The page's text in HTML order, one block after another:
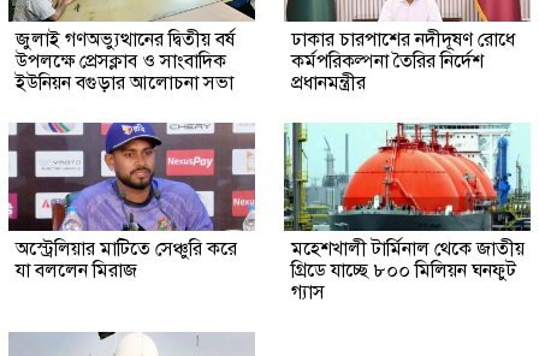
জুলাই গণঅভ্যুত্থানের দ্বিতীয় বর্ষ
উপলক্ষে প্রেসক্লাব ও সাংবাদিক
ইউনিয়ন বগুড়ার আলোচনা সভা
ঢাকার চারপাশের নদীদূষণ রোধে
কর্মপরিকল্পনা তৈরির নির্দেশ
প্রধানমন্ত্রীর
অস্ট্রেলিয়ার মাটিতে সেঞ্চুরি করে
যা বললেন মিরাজ
মহেশখালী টার্মিনাল থেকে জাতীয়
গ্রিডে যাচ্ছে ৮০০ মিলিয়ন ঘনফুট
গ্যাস